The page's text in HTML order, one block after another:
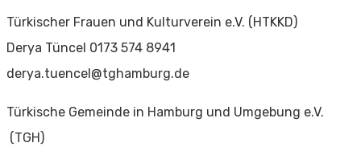
Türkischer Frauen und Kulturverein e.V. (HTKKD)
Derya Tüncel 0173 574 8941
derya.tuencel@tghamburg.de
Türkische Gemeinde in Hamburg und Umgebung e.V.
(TGH)